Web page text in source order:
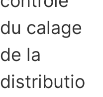
du calage
de la
distributio